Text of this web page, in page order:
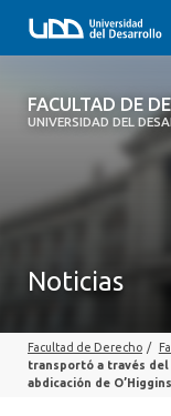
FACULTAD DE
UNIVERSIDAD DEL
FACULTAD DE
SOBRE LA FACULTAD
PROFESORES
Noticias
Facultad de Derecho /
transportó a través del
abdicación de